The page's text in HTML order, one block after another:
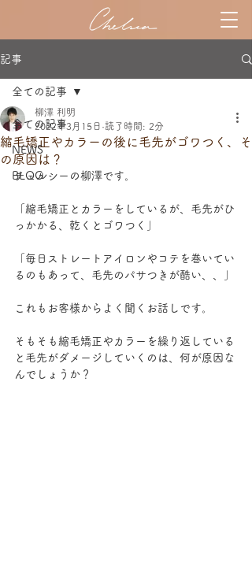
記事
全ての記事
NEWS
BLOG
全ての記事
縮毛矯正やカラーの後に毛先がゴワつく、そ
の原因は？
柳澤 利明
2022年3月15日 読了時間: 2分
チェルシーの柳澤です。
「縮毛矯正とカラーをしているが、毛先がひ
っかかる、乾くとゴワつく」
「毎日ストレートアイロンやコテを巻いてい
るのもあって、毛先のパサつきが酷い、、」
これもお客様からよく聞くお話しです。
そもそも縮毛矯正やカラーを繰り返している
と毛先がダメージしていくのは、何が原因な
んでしょうか？